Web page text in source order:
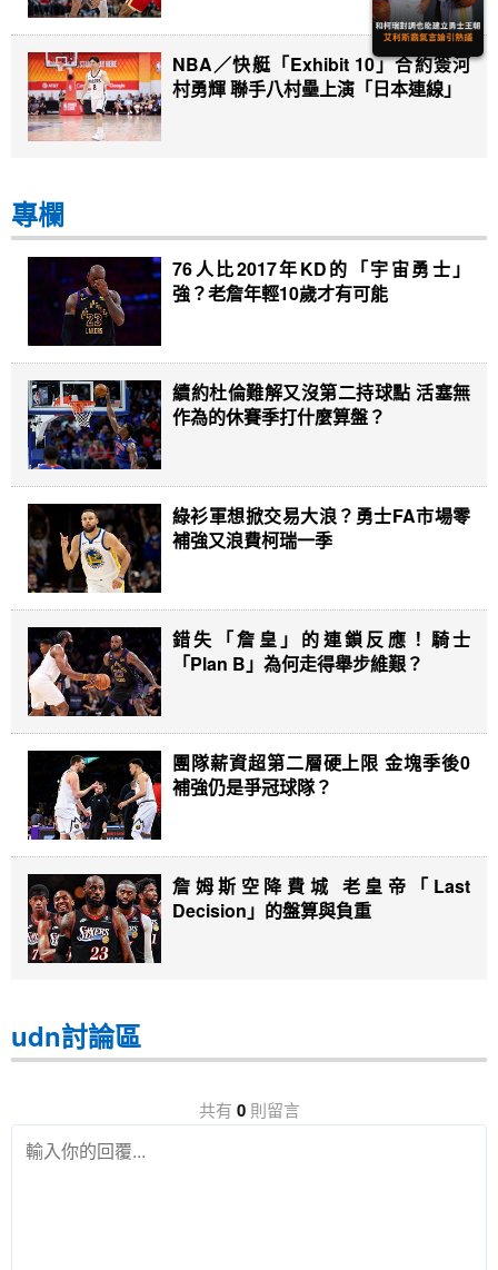
NBA／快艇「Exhibit 10」合約簽河
村勇輝 聯手八村壘上演「日本連線」
專欄
76人比2017年KD的「宇宙勇士」
強？老詹年輕10歲才有可能
續約杜倫難解又沒第二持球點 活塞無
作為的休賽季打什麼算盤？
綠衫軍想掀交易大浪？勇士FA市場零
補強又浪費柯瑞一季
錯失「詹皇」的連鎖反應！騎士
「Plan B」為何走得舉步維艱？
團隊薪資超第二層硬上限 金塊季後0
補強仍是爭冠球隊？
詹姆斯空降費城 老皇帝「Last
Decision」的盤算與負重
udn討論區
共有 0則留言